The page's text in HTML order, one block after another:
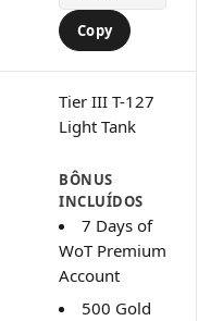
Copy
Tier III T-127
Light Tank
BÔNUS
INCLUÍDOS
7 Days of
WoT Premium
Account
500 Gold